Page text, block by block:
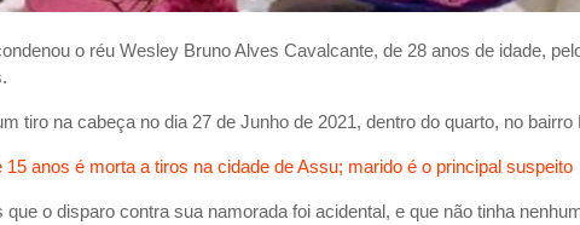
o réu Wesley Bruno Alves Cavalcante, de 28 anos de idade,
tiro na cabeça no dia 27 de Junho de 2021, dentro do quarto, no bairro
15 anos é morta a tiros na cidade de Assu; marido é o principal suspeito
o disparo contra sua namorada foi acidental, e que não tinha